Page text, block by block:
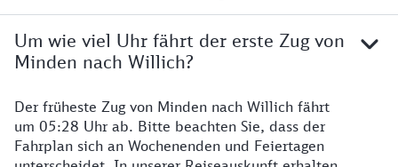
Um wie viel Uhr fährt der erste Zug von
Minden nach Willich?
Der früheste Zug von Minden nach Willich fährt
um 05:28 Uhr ab. Bitte beachten Sie, dass der
Fahrplan sich an Wochenenden und Feiertagen